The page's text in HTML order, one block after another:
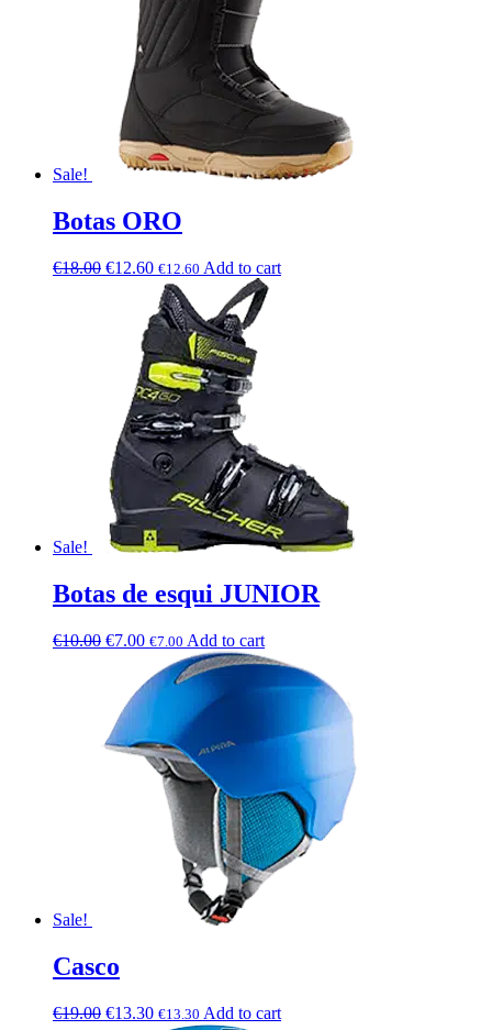
Sale!
Botas ORO
€18.00 €12.60 €12.60 Add to cart
Sale!
Botas de esqui JUNIOR
€10.00 €7.00 €7.00 Add to cart
Sale!
Casco
€19.00 €13.30 €13.30 Add to cart